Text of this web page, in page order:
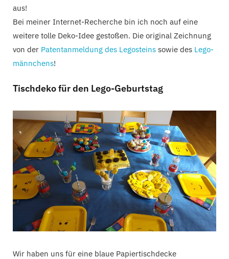
aus!
Bei meiner Internet-Recherche bin ich noch auf eine
weitere tolle Deko-Idee gestoßen. Die original Zeichnung
von der Patentanmeldung des Legosteins sowie des Lego-
männchens!
Tischdeko für den Lego-Geburtstag
Wir haben uns für eine blaue Papiertischdecke